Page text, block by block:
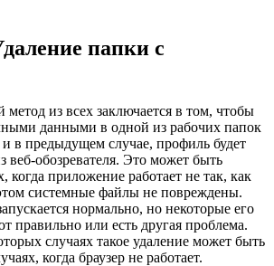
папки с
из вcех заключается в том, чтобы
данными в одной из рабочих папок
в предыдущем случае, профиль будет
веб-обозревателя. Это может быть
когда приложение работает не так, как
системные файлы не повреждены.
нормально, но некоторые его
правильно или есть другая проблема.
случаях такое удаление может быть
когда браузер не работает.